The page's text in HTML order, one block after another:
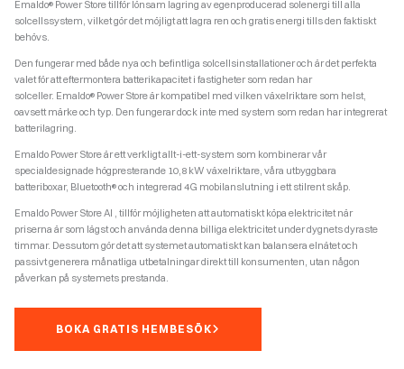
Emaldo® Power Store tillför lönsam lagring av egenproducerad solenergi till alla
solcellssystem, vilket gör det möjligt att lagra ren och gratis energi tills den faktiskt
behövs.
Den fungerar med både nya och befintliga solcellsinstallationer och är det perfekta
valet för att eftermontera batterikapacitet i fastigheter som redan har
solceller. Emaldo® Power Store är kompatibel med vilken växelriktare som helst,
oavsett märke och typ. Den fungerar dock inte med system som redan har integrerat
batterilagring.
Emaldo Power Store är ett verkligt allt-i-ett-system som kombinerar vår
specialdesignade högpresterande 10,8 kW växelriktare, våra utbyggbara
batteriboxar, Bluetooth® och integrerad 4G mobilanslutning i ett stilrent skåp.
Emaldo Power Store AI , tillför möjligheten att automatiskt köpa elektricitet när
priserna är som lägst och använda denna billiga elektricitet under dygnets dyraste
timmar. Dessutom gör det att systemet automatiskt kan balansera elnätet och
passivt generera månatliga utbetalningar direkt till konsumenten, utan någon
påverkan på systemets prestanda.
BOKA GRATIS HEMBESÖK